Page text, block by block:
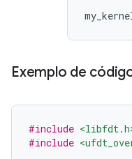
Exemplo de
#include
#include